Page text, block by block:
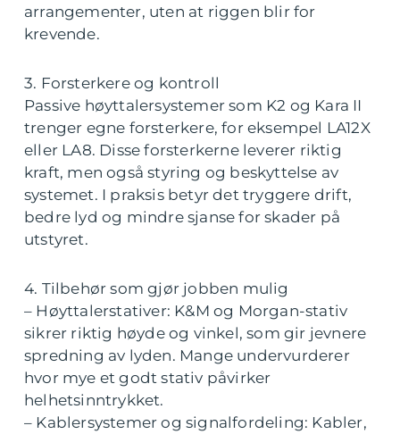
arrangementer, uten at riggen blir for
krevende.
3. Forsterkere og kontroll
Passive høyttalersystemer som K2 og Kara II
trenger egne forsterkere, for eksempel LA12X
eller LA8. Disse forsterkerne leverer riktig
kraft, men også styring og beskyttelse av
systemet. I praksis betyr det tryggere drift,
bedre lyd og mindre sjanse for skader på
utstyret.
4. Tilbehør som gjør jobben mulig
– Høyttalerstativer: K&M og Morgan-stativ
sikrer riktig høyde og vinkel, som gir jevnere
spredning av lyden. Mange undervurderer
hvor mye et godt stativ påvirker
helhetsinntrykket.
– Kablersystemer og signalfordeling: Kabler,